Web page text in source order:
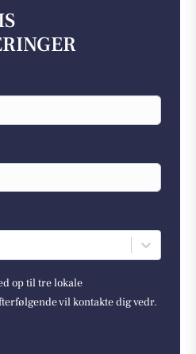
op til tre lokale
vil kontakte dig vedr.